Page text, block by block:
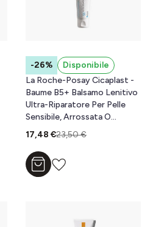
-26%
Disponibile
La Roche-Posay Cicaplast -
Baume B5+ Balsamo Lenitivo
Ultra-Riparatore Per Pelle
Sensibile, Arrossata O
Fragilizzata 100 ml
17,48 €23,50 €
Aggiungi al carrello